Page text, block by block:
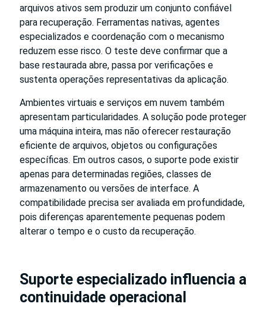
arquivos ativos sem produzir um conjunto confiável
para recuperação. Ferramentas nativas, agentes
especializados e coordenação com o mecanismo
reduzem esse risco. O teste deve confirmar que a
base restaurada abre, passa por verificações e
sustenta operações representativas da aplicação.
Ambientes virtuais e serviços em nuvem também
apresentam particularidades. A solução pode proteger
uma máquina inteira, mas não oferecer restauração
eficiente de arquivos, objetos ou configurações
específicas. Em outros casos, o suporte pode existir
apenas para determinadas regiões, classes de
armazenamento ou versões de interface. A
compatibilidade precisa ser avaliada em profundidade,
pois diferenças aparentemente pequenas podem
alterar o tempo e o custo da recuperação.
Suporte especializado influencia a
continuidade operacional